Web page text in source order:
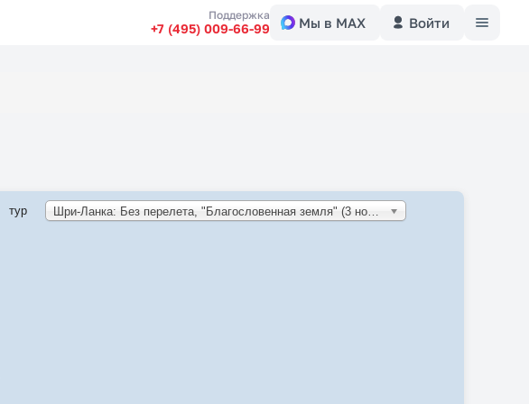
Поддержка
+7 (495) 009-66-99 Мы в MAX Войти
тур Шри-Ланка: Без перелета, "Благословенная земля" (3 ночи) + отдых (E)